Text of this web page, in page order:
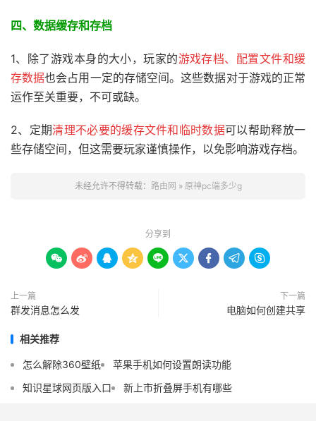
四、数据缓存和存档
1、除了游戏本身的大小，玩家的游戏存档、配置文件和缓
存数据也会占用一定的存储空间。这些数据对于游戏的正常
运作至关重要，不可或缺。
2、定期清理不必要的缓存文件和临时数据可以帮助释放一
些存储空间，但这需要玩家谨慎操作，以免影响游戏存档。
未经允许不得转载： 路由网 » 原神pc端多少g
分享到
        
上一篇
群发消息怎么发
下一篇
电脑如何创建共享
相关推荐
怎么解除360壁纸
苹果手机如何设置朗读功能
知识星球网页版入口
新上市折叠屏手机有哪些